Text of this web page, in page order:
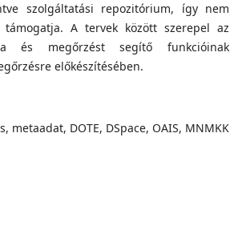
szolgáltatási repozitórium, így nem
A tervek között szerepel az
és megőrzést segítő funkcióinak
előkészítésében.
metaadat, DOTE, DSpace, OAIS, MNMKK